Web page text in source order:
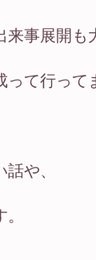
事展開も
て行って
や、